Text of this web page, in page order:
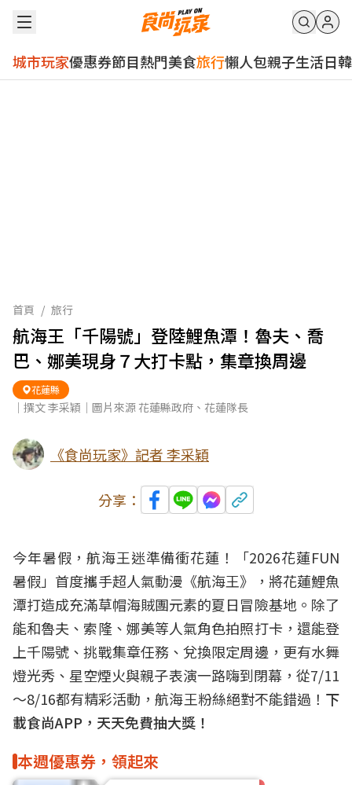
城市玩家優惠券節目熱門美食旅行懶人包親子生活日韓
首頁 / 旅行
航海王「千陽號」登陸鯉魚潭！魯夫、喬
巴、娜美現身７大打卡點，集章換周邊
花蓮縣
｜撰文 李采穎｜圖片來源 花蓮縣政府、花蓮隊長
《食尚玩家》記者 李采穎
分享：
今年暑假，航海王迷準備衝花蓮！「2026花蓮FUN
暑假」首度攜手超人氣動漫《航海王》，將花蓮鯉魚
潭打造成充滿草帽海賊團元素的夏日冒險基地。除了
能和魯夫、索隆、娜美等人氣角色拍照打卡，還能登
上千陽號、挑戰集章任務、兌換限定周邊，更有水舞
燈光秀、星空煙火與親子表演一路嗨到閉幕，從7/11
～8/16都有精彩活動，航海王粉絲絕對不能錯過！ 下
載食尚APP，天天免費抽大獎！
本週優惠券，領起來